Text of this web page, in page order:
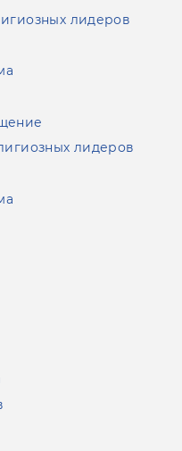
лидеров
лидеров